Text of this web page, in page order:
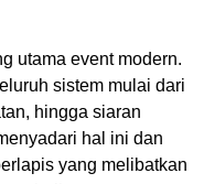
utama event modern.
sistem mulai dari
hingga siaran
hal ini dan
yang melibatkan